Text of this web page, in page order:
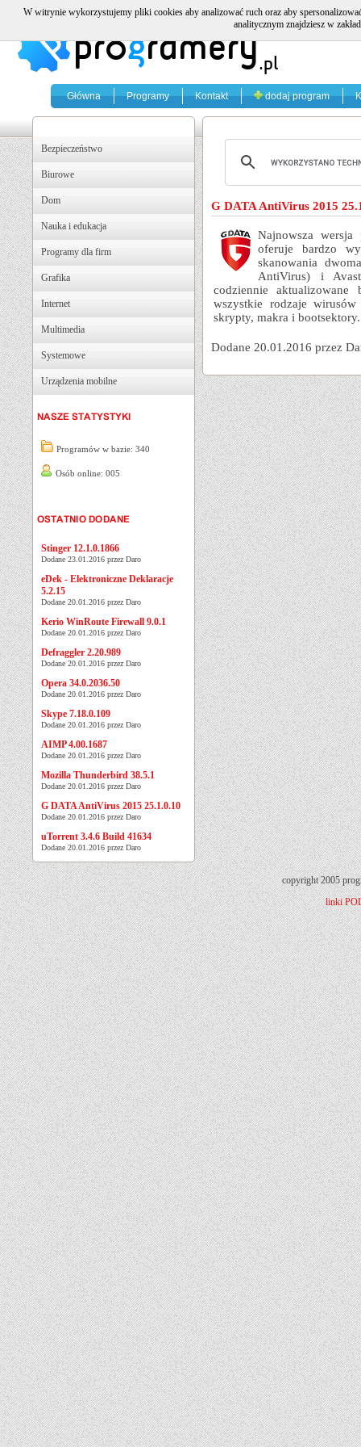
Główna Programy Kontakt dodaj program
Bezpieczeństwo
Biurowe
Dom
Nauka i edukacja
Programy dla firm
Grafika
Internet
Multimedia
Systemowe
Urządzenia mobilne
Programów w bazie: 340
Osób online: 005
Stinger 12.1.0.1866
Dodane 23.01.2016 przez Daro
eDek - Elektroniczne Deklaracje
5.2.15
Dodane 20.01.2016 przez Daro
Kerio WinRoute Firewall 9.0.1
Dodane 20.01.2016 przez Daro
Defraggler 2.20.989
Dodane 20.01.2016 przez Daro
Opera 34.0.2036.50
Dodane 20.01.2016 przez Daro
Skype 7.18.0.109
Dodane 20.01.2016 przez Daro
AIMP 4.00.1687
Dodane 20.01.2016 przez Daro
Mozilla Thunderbird 38.5.1
Dodane 20.01.2016 przez Daro
G DATA AntiVirus 2015 25.1.0.10
Dodane 20.01.2016 przez Daro
uTorrent 3.4.6 Build 41634
Dodane 20.01.2016 przez Daro
G DATA AntiVirus 2015
Najnowsza wersja
oferuje bardzo
skanowania
AntiVirus) i
codziennie
wszystkie rodzaje
skrypty, makra i
Dodane 20.01.2016 przez
copyright 2005
linki
W witrynie wykorzystujemy pliki cookies aby analizować ruch oraz aby
analitycznym znajdziesz w